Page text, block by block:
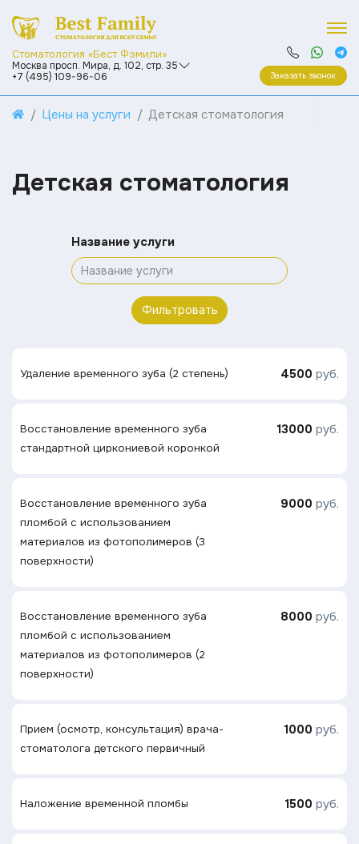
Стоматология «Бест Фэмили»
Москва просп. Мира, д. 102, стр. 35
+7 (495) 109-96-06
Заказать звонок
Цены на услуги Детская стоматология
Детская стоматология
Название услуги
Фильтровать
Удаление временного зуба (2 степень) 4500 руб.
Восстановление временного зуба
стандартной циркониевой коронкой
13000 руб.
Восстановление временного зуба
пломбой с использованием
материалов из фотополимеров (3
поверхности)
9000 руб.
Восстановление временного зуба
пломбой с использованием
материалов из фотополимеров (2
поверхности)
8000 руб.
Прием (осмотр, консультация) врача-
стоматолога детского первичный
1000 руб.
Наложение временной пломбы 1500 руб.